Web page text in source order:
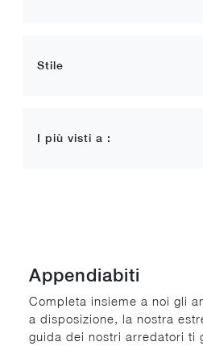
Stile
I più visti a :
Appendiabiti
Completa insieme a noi gli
a disposizione, la nostra
guida dei nostri arredatori ti